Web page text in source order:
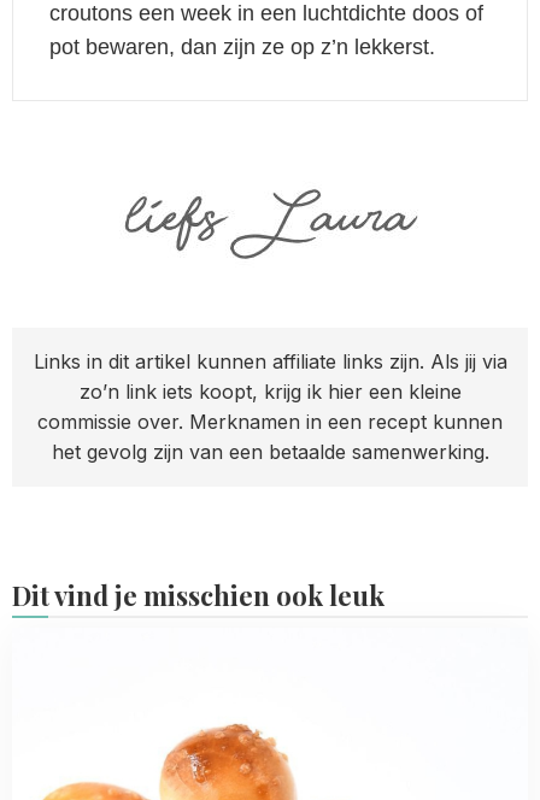
croutons een week in een luchtdichte doos of
pot bewaren, dan zijn ze op z’n lekkerst.
Links in dit artikel kunnen affiliate links zijn. Als jij via
zo’n link iets koopt, krijg ik hier een kleine
commissie over. Merknamen in een recept kunnen
het gevolg zijn van een betaalde samenwerking.
Dit vind je misschien ook leuk